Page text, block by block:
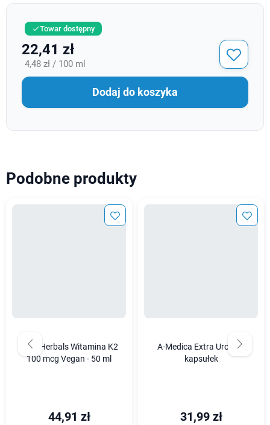
Towar dostępny
22,41 zł
4,48 zł / 100 ml
Dodaj do koszyka
Podobne produkty
Aura Herbals Witamina K2
100 mcg Vegan - 50 ml
44,91 zł
A-Medica Extra Uro - 30
kapsułek
31,99 zł